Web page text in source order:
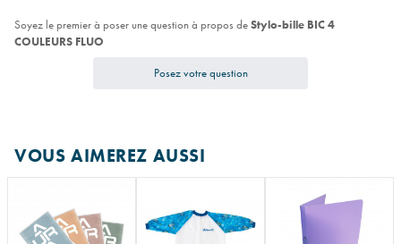
Soyez le premier à poser une question à propos deStylo-bille BIC 4
COULEURS FLUO
Posez votre question
VOUS AIMEREZ AUSSI